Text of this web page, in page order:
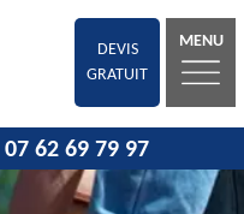
DEVIS
GRATUIT
MENU
07 62 69 79 97